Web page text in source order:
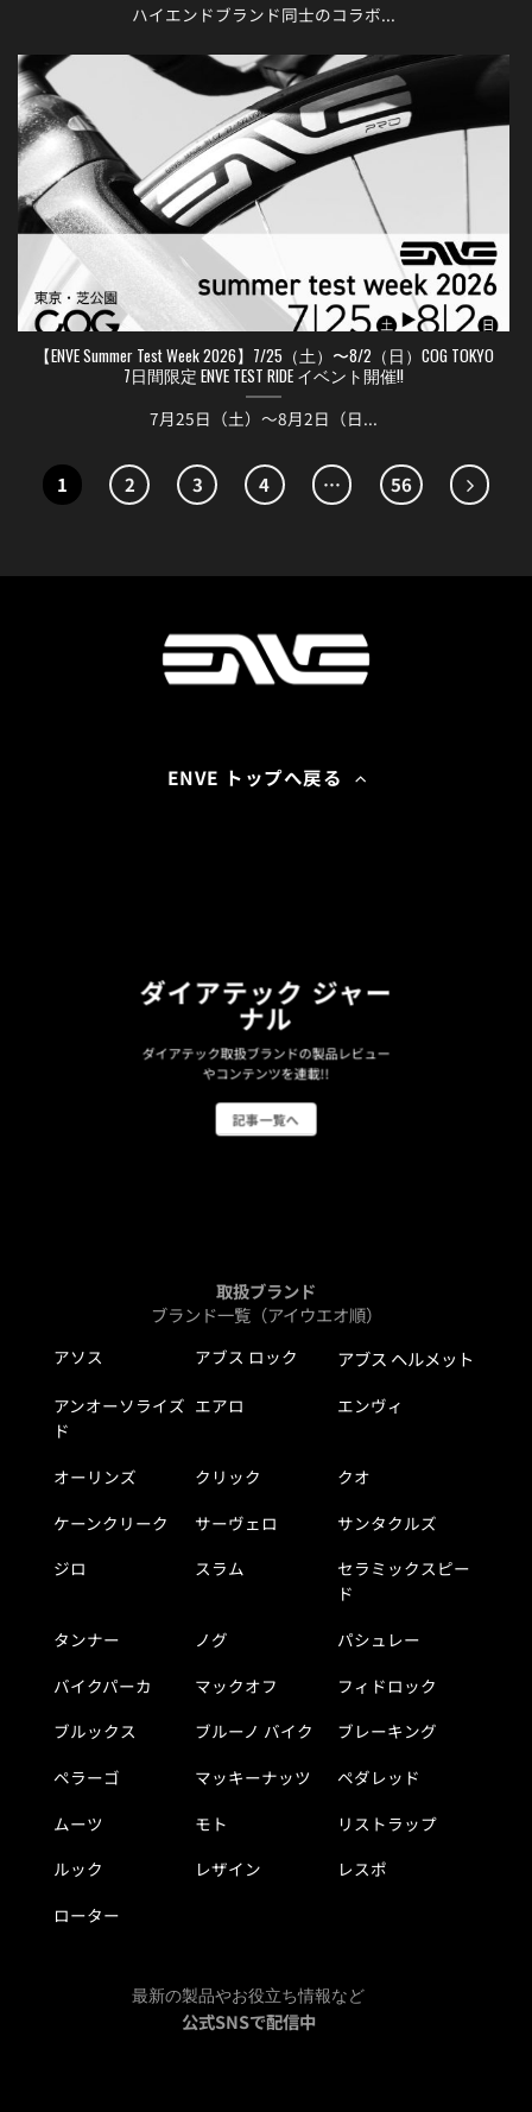
ハイエンドブランド同士のコラボ...
【ENVE Summer Test Week 2026】7/25（土）〜8/2（日）COG TOKYO
7日間限定 ENVE TEST RIDE イベント開催!!
7月25日（土）〜8月2日（日...
1 2 3 4 … 56
ENVE トップへ戻る
ダイアテック ジャー
ナル
ダイアテック取扱ブランドの製品レビュー
やコンテンツを連載!!
記事一覧へ
取扱ブランド
ブランド一覧（アイウエオ順）
アソス アブス ロック アブス ヘルメット
アンオーソライズ
ド
エアロ エンヴィ
オーリンズ クリック
クオ
ケーンクリーク
サーヴェロ
サンタクルズ
ジロ
スラム
セラミックスピー
ド
タンナー
ノグ
パシュレー
バイクパーカ
マックオフ
フィドロック
ブルックス
ブルーノ バイク
ブレーキング
ペラーゴ
マッキーナッツ
ペダレッド
ムーツ
モト
リストラップ
ルック
レザイン
レスポ
ローター
最新の製品やお役立ち情報など
公式SNSで配信中